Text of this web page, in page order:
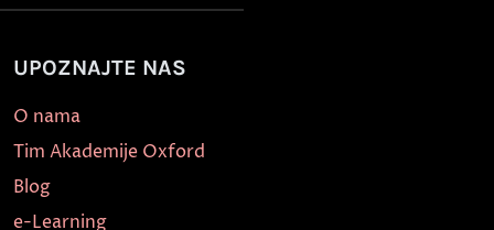
UPOZNAJTE NAS
O nama
Tim Akademije Oxford
Blog
e-Learning